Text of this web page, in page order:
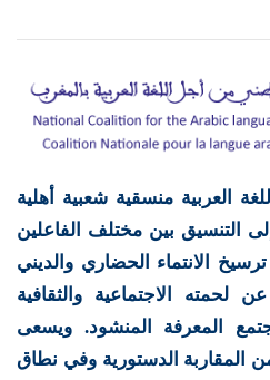
العربية منسقية شعبية أهلية
التنسيق بين مختلف الفاعلين
الانتماء الحضاري والديني
لحمته الاجتماعية والثقافية
المعرفة المنشود. ويسعى
المقاربة الدستورية وفي نطاق